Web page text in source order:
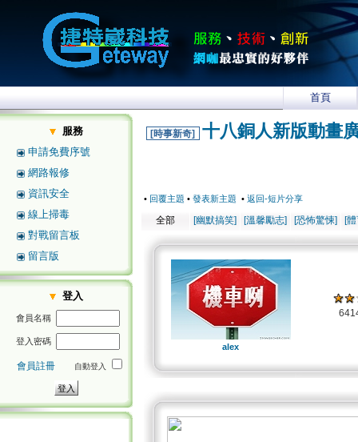
首頁
服務
申請免費序號
網路報修
資訊安全
線上掃毒
對戰留言板
留言版
登入
會員名稱
登入密碼
會員註冊 自動登入
[時事新奇] 十八銅人新版動畫
• 回覆主題 • 發表新主題 • 返回-短片分享
全部 [幽默搞笑] [溫馨勵志] [恐怖驚悚] [
alex